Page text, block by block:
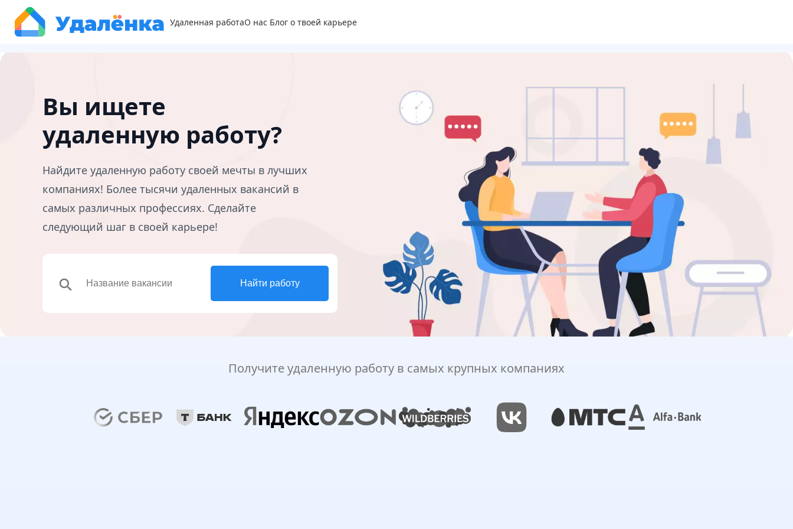
Удаленная работаО нас Блог о твоей карьере
Вы ищете
удаленную работу?
Найдите удаленную работу своей мечты в лучших
компаниях! Более тысячи удаленных вакансий в
самых различных профессиях. Сделайте
следующий шаг в своей карьере!
search Найти работу
Получите удаленную работу в самых крупных компаниях